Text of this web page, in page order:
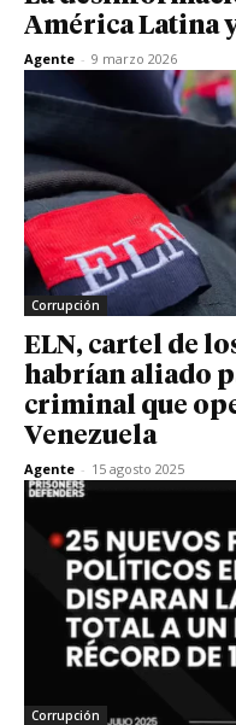
América Latina
Agente - 9 marzo 2026
Corrupción
ELN, cartel de
habrían aliado
criminal que
Venezuela
Agente - 15 agosto 2025
Corrupción